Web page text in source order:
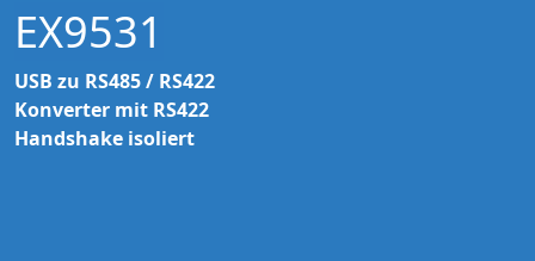
EX9531
USB zu RS485 / RS422
Konverter mit RS422
Handshake isoliert